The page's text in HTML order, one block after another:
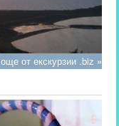
още от екскурзии .biz »